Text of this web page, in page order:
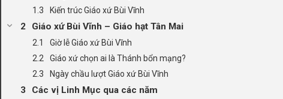
Kiến trúc Giáo xứ Bùi Vĩnh
Giáo xứ Bùi Vĩnh – Giáo hạt Tân Mai
Giờ lễ Giáo xứ Bùi Vĩnh
Giáo xứ chọn ai là Thánh bổn mạng?
Ngày chầu lượt Giáo xứ Bùi Vĩnh
Các vị Linh Mục qua các năm